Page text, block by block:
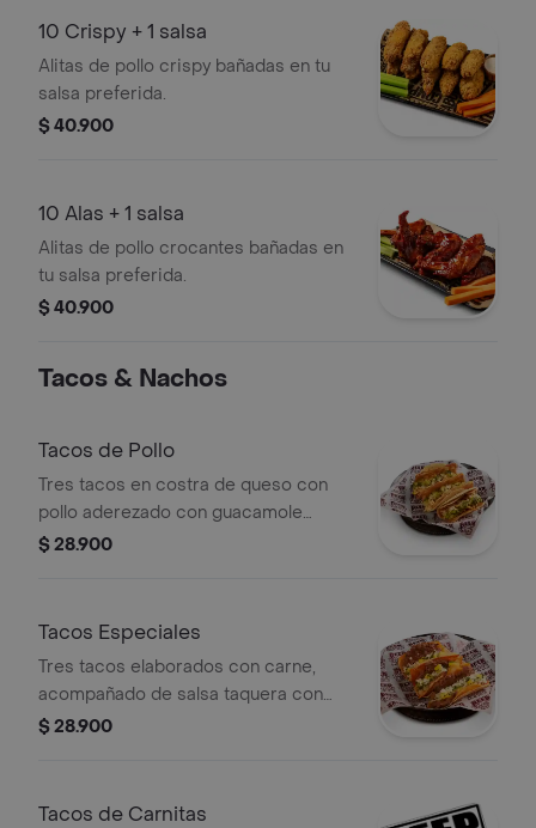
10 Crispy + 1 salsa
Alitas de pollo crispy bañadas en tu
salsa preferida.
$ 40.900
10 Alas + 1 salsa
Alitas de pollo crocantes bañadas en
tu salsa preferida.
$ 40.900
Tacos & Nachos
Tacos de Pollo
Tres tacos en costra de queso con
pollo aderezado con guacamole
acompañados de cebolla y cilantro.
$ 28.900
Tacos Especiales
Tres tacos elaborados con carne,
acompañado de salsa taquera con
tomate, cebolla, piña asada y cilantro.
$ 28.900
Tacos de Carnitas